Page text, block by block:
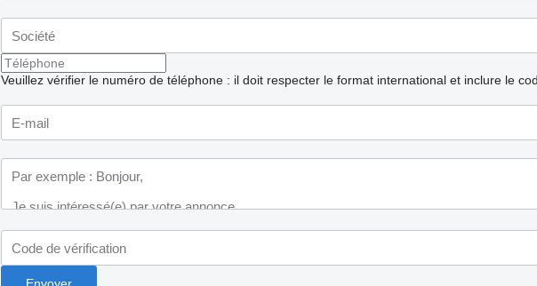
Veuillez vérifier le numéro de téléphone : il doit respecter le format international et inclure le